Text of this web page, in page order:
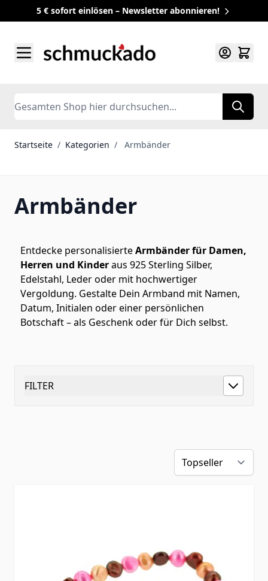
5 € sofort einlösen – Newsletter abonnieren!
Search
Startseite / Kategorien / Armbänder
Armbänder
Entdecke personalisierteArmbänder für Damen,
Herren und Kinderaus 925 Sterling Silber,
Edelstahl, Leder oder mit hochwertiger
Vergoldung. Gestalte Dein Armband mit Namen,
Datum, Initialen oder einer persönlichen
Botschaft – als Geschenk oder für Dich selbst.
FILTER